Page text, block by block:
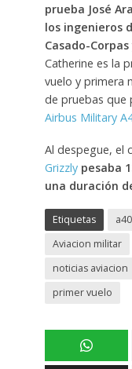
prueba José
los ingenieros
Casado-
Catherine es la
vuelo y primera
de pruebas que
Airbus Military
Al despegue, el
Grizzly pesaba
una duración
Etiquetas
Aviacion militar
noticias aviacion
primer vuelo